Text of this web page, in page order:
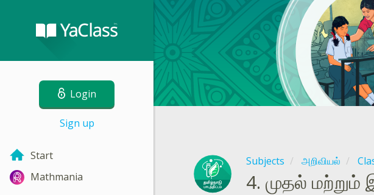
Login
Sign up
Start
Mathmania
Subjects அறிவியல்
4. முதல்